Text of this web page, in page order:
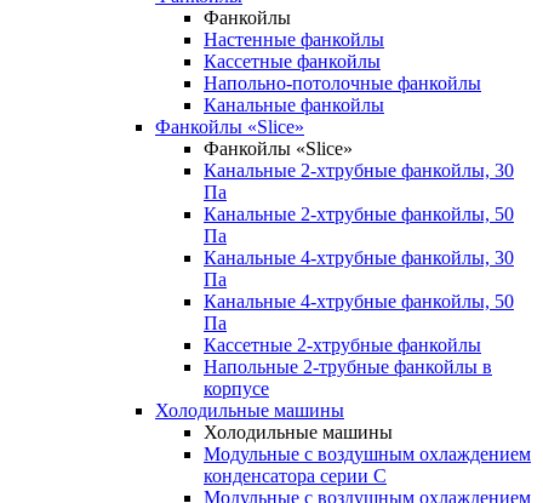
Фанкойлы
Настенные фанкойлы
Кассетные фанкойлы
Напольно-потолочные фанкойлы
Канальные фанкойлы
Фанкойлы «Slice»
Фанкойлы «Slice»
Канальные 2-хтрубные фанкойлы, 30
Па
Канальные 2-хтрубные фанкойлы, 50
Па
Канальные 4-хтрубные фанкойлы, 30
Па
Канальные 4-хтрубные фанкойлы, 50
Па
Кассетные 2-хтрубные фанкойлы
Напольные 2-трубные фанкойлы в
корпусе
Холодильные машины
Холодильные машины
Модульные с воздушным охлаждением
конденсатора серии С
Модульные с воздушным охлаждением